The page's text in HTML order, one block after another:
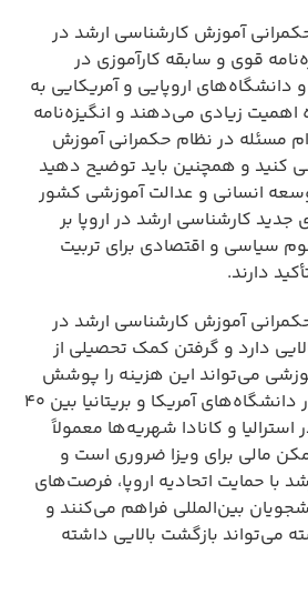
آموزش کارشناسی ارشد در
قوی و سابقه کارآموزی در
اروپایی و آمریکایی به
اهمیت زیادی می‌دهند و انگیزه‌نامه
مسئله در نظام حکمرانی آموزش
کنید و همچنین باید توضیح دهید
انسانی و عدالت آموزشی کشور
جدید کارشناسی ارشد در اروپا بر
سیاسی و اقتصادی برای تربیت
دارند.
آموزش کارشناسی ارشد در
دارد و گرفتن کمک تحصیلی از
می‌تواند این هزینه را پوشش
دهد و شهریه سالانه در دانشگاه‌های آمریکا و بریتانیا بین ۴۰
در استرالیا و کانادا شهریه‌ها معمولاً
مالی برای ویزا ضروری است و
با حمایت اتحادیه اروپا، فرصت‌های
بین‌المللی فراهم می‌کنند و
می‌تواند بازگشت بالایی داشته